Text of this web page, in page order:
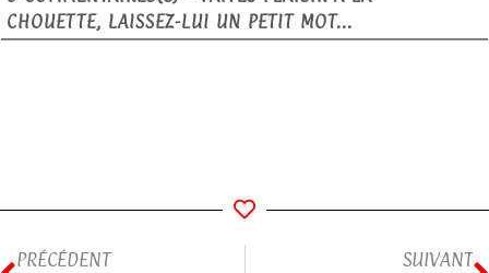
CHOUETTE, LAISSEZ-LUI UN PETIT MOT...
PRÉCÉDENT SUIVANT